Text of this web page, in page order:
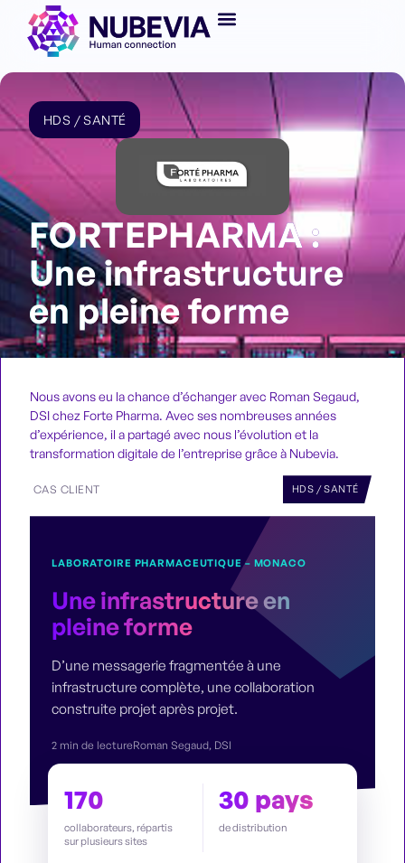
HDS / SANTÉ
FORTEPHARMA :
Une infrastructure
en pleine forme
Nous avons eu la chance d’échanger avec Roman Segaud,
DSI chez Forte Pharma. Avec ses nombreuses années
d’expérience, il a partagé avec nous l’évolution et la
transformation digitale de l’entreprise grâce à Nubevia.
CAS CLIENT HDS / SANTÉ
LABORATOIRE PHARMACEUTIQUE – MONACO
Une infrastructure en
pleine forme
D’une messagerie fragmentée à une
infrastructure complète, une collaboration
construite projet après projet.
2 min de lectureRoman Segaud, DSI
170
collaborateurs, répartis
sur plusieurs sites
30 pays
de distribution